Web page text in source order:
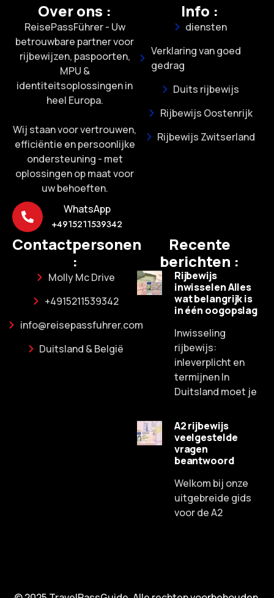
Over ons :
ReisePassFührer - Uw
betrouwbare partner voor
rijbewijzen, paspoorten,
MPU &
identiteitsoplossingen in
heel Europa.
Wij staan voor vertrouwen,
efficiëntie en persoonlijke
ondersteuning - met
oplossingen op maat voor
uw behoeften.
WhatsApp
+4915211539342
Info :
diensten
Verklaring van goed
gedrag
Duits rijbewijs
Rijbewijs Oostenrijk
Rijbewijs Zwitserland
Contactpersonen
:
Molly Mc Drive
+4915211539342
info@reisepassfuhrer.com
Duitsland & België
Recente
berichten :
Rijbewijs
inwisselen Alles
wat belangrijk is
in één oogopslag
Inwisseling
rijbewijs:
inleverplicht en
termijnen In
Duitsland moet je
A2 rijbewijs
veelgestelde
vragen
beantwoord
Welkom bij onze
uitgebreide gids
voor de A2
Lithuanian
Chinese
Spanish
Russian